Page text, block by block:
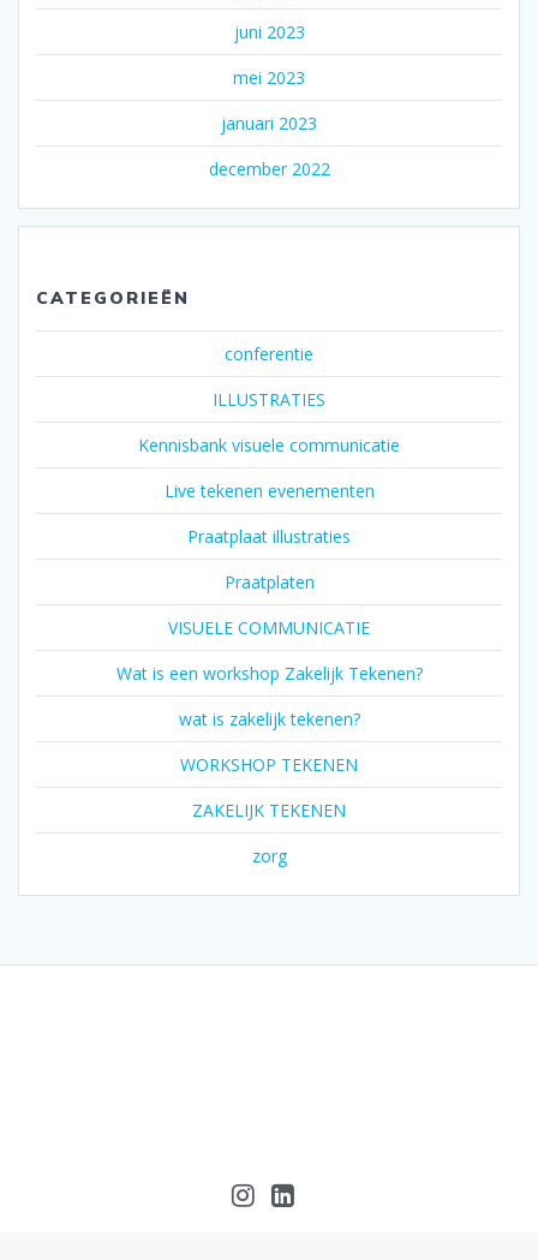
juni 2023
mei 2023
januari 2023
december 2022
CATEGORIEËN
conferentie
ILLUSTRATIES
Kennisbank visuele communicatie
Live tekenen evenementen
Praatplaat illustraties
Praatplaten
VISUELE COMMUNICATIE
Wat is een workshop Zakelijk Tekenen?
wat is zakelijk tekenen?
WORKSHOP TEKENEN
ZAKELIJK TEKENEN
zorg